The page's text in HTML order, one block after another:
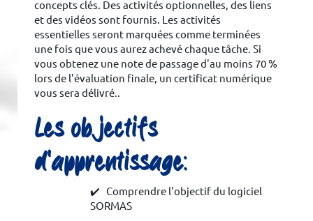
concepts clés. Des activités optionnelles, des liens
et des vidéos sont fournis. Les activités
essentielles seront marquées comme terminées
une fois que vous aurez achevé chaque tâche. Si
vous obtenez une note de passage d'au moins 70 %
lors de l'évaluation finale, un certificat numérique
vous sera délivré..
Les objectifs
d’apprentissage:
✔️ Comprendre l'objectif du logiciel
SORMAS